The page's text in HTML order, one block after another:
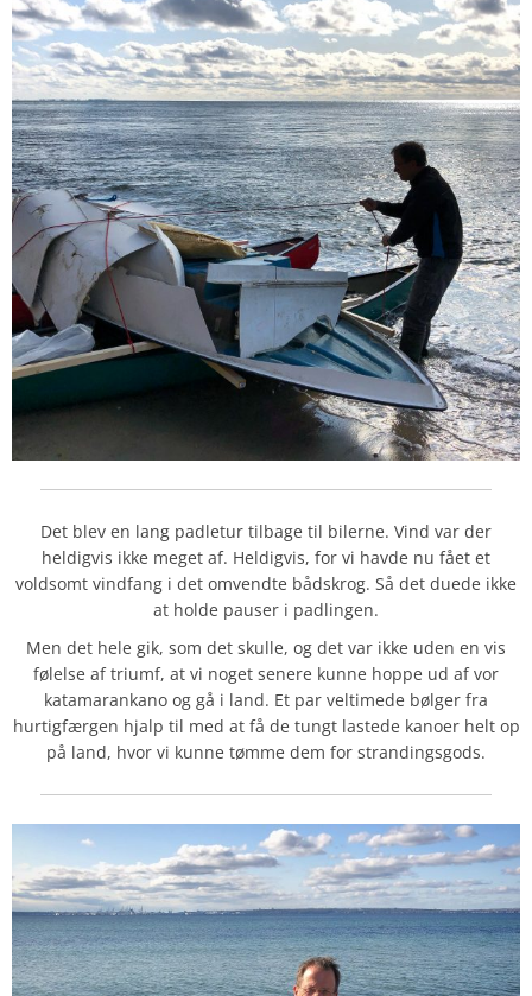
Det blev en lang padletur tilbage til bilerne. Vind var der
heldigvis ikke meget af. Heldigvis, for vi havde nu fået et
voldsomt vindfang i det omvendte bådskrog. Så det duede ikke
at holde pauser i padlingen.
Men det hele gik, som det skulle, og det var ikke uden en vis
følelse af triumf, at vi noget senere kunne hoppe ud af vor
katamarankano og gå i land. Et par veltimede bølger fra
hurtigfærgen hjalp til med at få de tungt lastede kanoer helt op
på land, hvor vi kunne tømme dem for strandingsgods.